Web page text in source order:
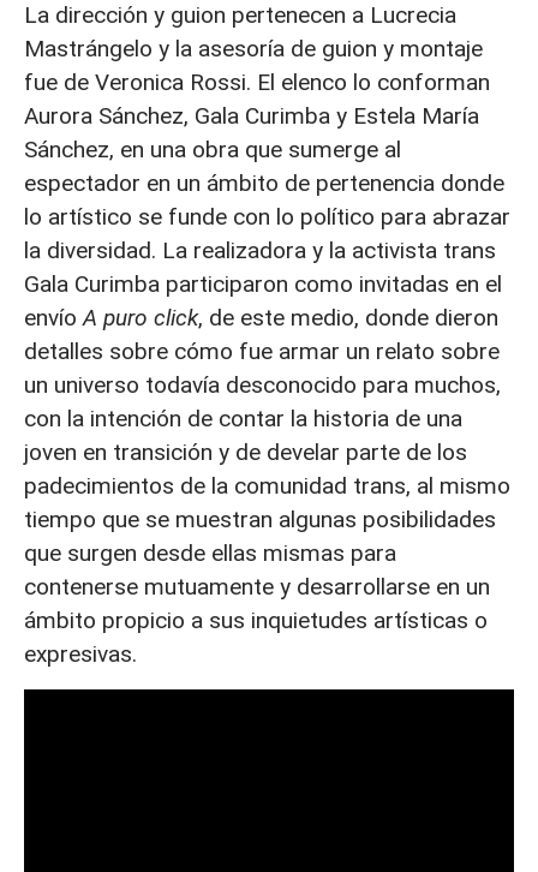
La dirección y guion pertenecen a Lucrecia
Mastrángelo y la asesoría de guion y montaje
fue de Veronica Rossi. El elenco lo conforman
Aurora Sánchez, Gala Curimba y Estela María
Sánchez, en una obra que sumerge al
espectador en un ámbito de pertenencia donde
lo artístico se funde con lo político para abrazar
la diversidad. La realizadora y la activista trans
Gala Curimba participaron como invitadas en el
envíoA puro click, de este medio, donde dieron
detalles sobre cómo fue armar un relato sobre
un universo todavía desconocido para muchos,
con la intención de contar la historia de una
joven en transición y de develar parte de los
padecimientos de la comunidad trans, al mismo
tiempo que se muestran algunas posibilidades
que surgen desde ellas mismas para
contenerse mutuamente y desarrollarse en un
ámbito propicio a sus inquietudes artísticas o
expresivas.